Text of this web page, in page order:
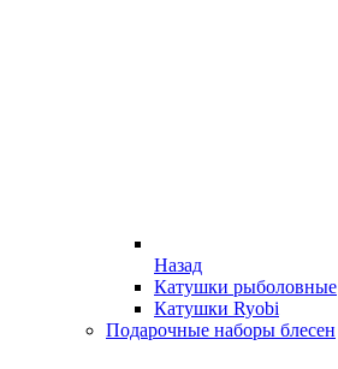
Назад
Катушки рыболовные
Катушки Ryobi
Подарочные наборы блесен